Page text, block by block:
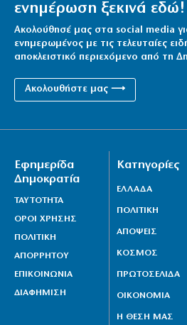
ενημέρωση ξεκινά εδώ!
Ακολούθησέ μας στα social media
ενημερωμένος με τις τελευταίες
αποκλειστικό περιεχόμενο από τη
Ακολουθήστε μας ⟶
Εφημερίδα
Δημοκρατία
ΤΑΥΤΟΤΗΤΑ
ΟΡΟΙ ΧΡΗΣΗΣ
ΠΟΛΙΤΙΚΗ
ΑΠΟΡΡΗΤΟΥ
ΕΠΙΚΟΙΝΩΝΙΑ
ΔΙΑΦΗΜΙΣΗ
Κατηγορίες
ΕΛΛΑΔΑ
ΠΟΛΙΤΙΚΗ
ΑΠΟΨΕΙΣ
ΚΟΣΜΟΣ
ΠΡΩΤΟΣΕΛΙΔΑ
ΟΙΚΟΝΟΜΙΑ
Η ΘΕΣΗ ΜΑΣ